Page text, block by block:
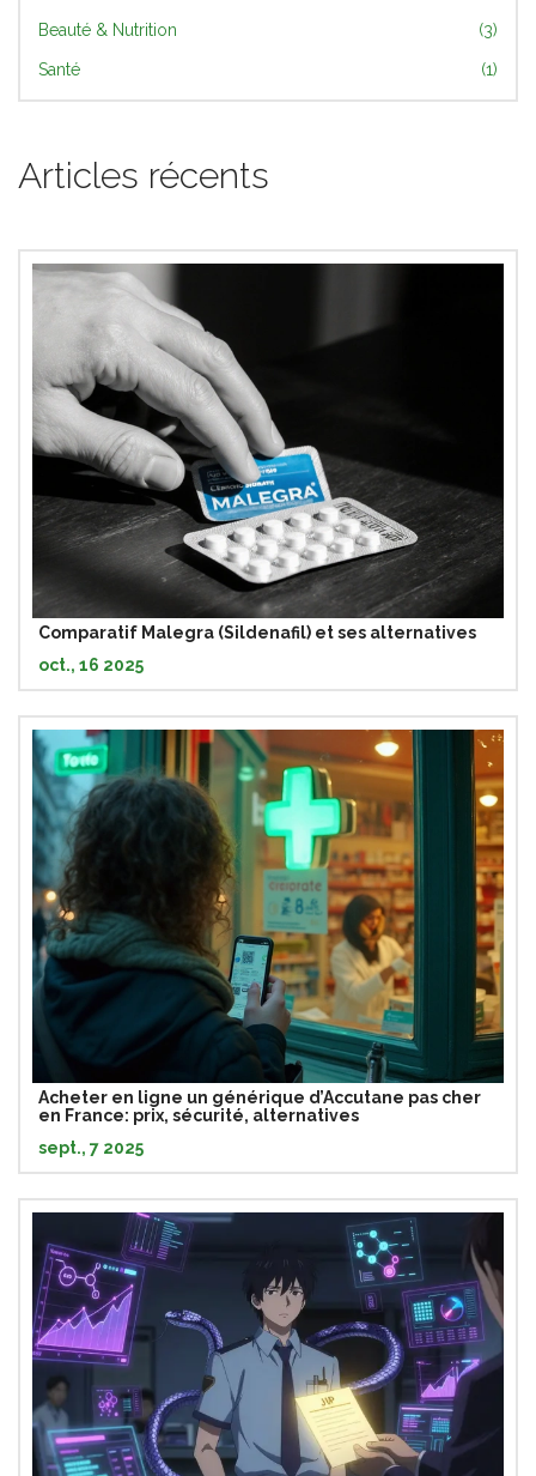
Beauté & Nutrition (3)
Santé (1)
Articles récents
Comparatif Malegra (Sildenafil) et ses alternatives
oct., 16 2025
Acheter en ligne un générique d’Accutane pas cher
en France: prix, sécurité, alternatives
sept., 7 2025